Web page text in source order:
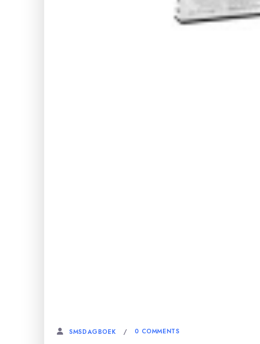
SMSDAGBOEK 0 COMMENTS